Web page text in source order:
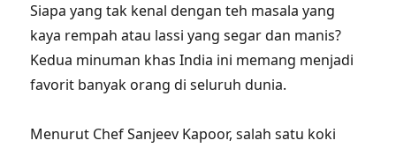
Siapa yang tak kenal dengan teh masala yang
kaya rempah atau lassi yang segar dan manis?
Kedua minuman khas India ini memang menjadi
favorit banyak orang di seluruh dunia.
Menurut Chef Sanjeev Kapoor, salah satu koki